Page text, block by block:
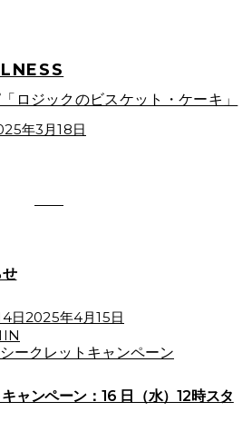
ロジックのビスケット・ケーキ」
年3月18日
日2025年4月15日
ャンペーン：16 日（水）12時スタ